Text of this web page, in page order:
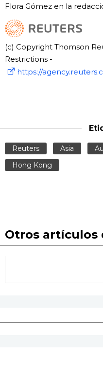
Flora Gómez en la
(c) Copyright Thomson
Restrictions -
https://
Reuters Asia
Hong Kong
Otros artículos